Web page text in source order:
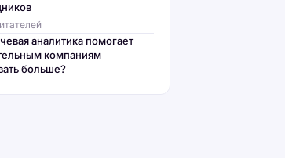
аналитика помогает
компаниям
больше?